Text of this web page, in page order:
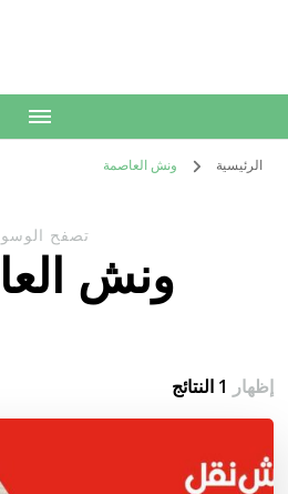
الرئيسية ونش العاصمة
تصفح
ونش
إظهار 1 النتائج